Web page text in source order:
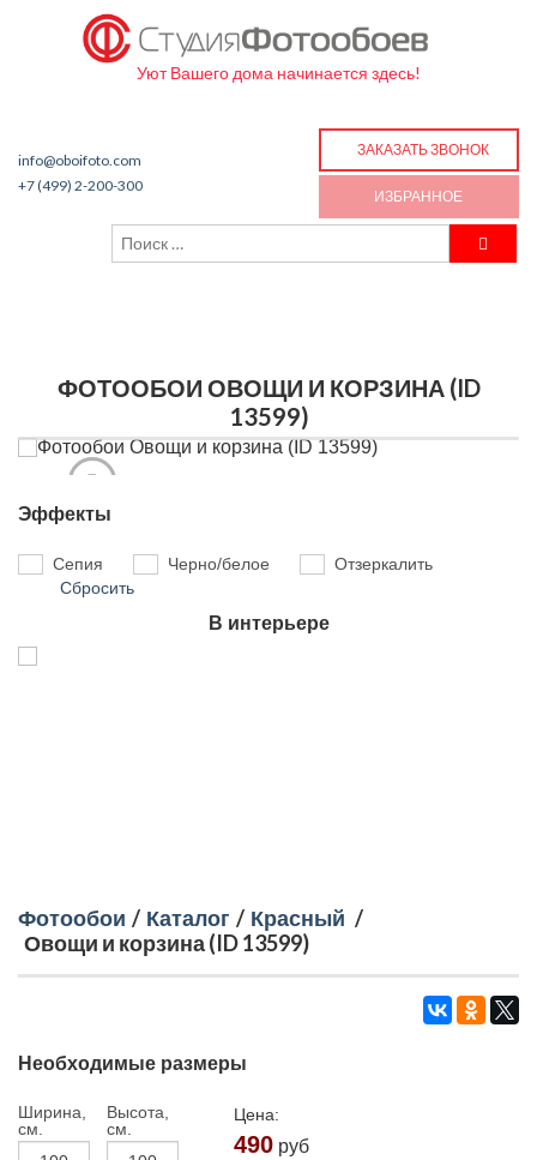
Уют Вашего дома начинается здесь!
info@oboifoto.com
+7 (499) 2-200-300
ЗАКАЗАТЬ ЗВОНОК
ИЗБРАННОЕ
ФОТООБОИ ОВОЩИ И КОРЗИНА (ID
13599)
Эффекты
Сепия Черно/белое
Отзеркалить
Сбросить
В интерьере
Фотообои / Каталог / Красный /
Овощи и корзина (ID 13599)
Необходимые размеры
Ширина,
см.
Высота,
см.
Цена:
490 руб